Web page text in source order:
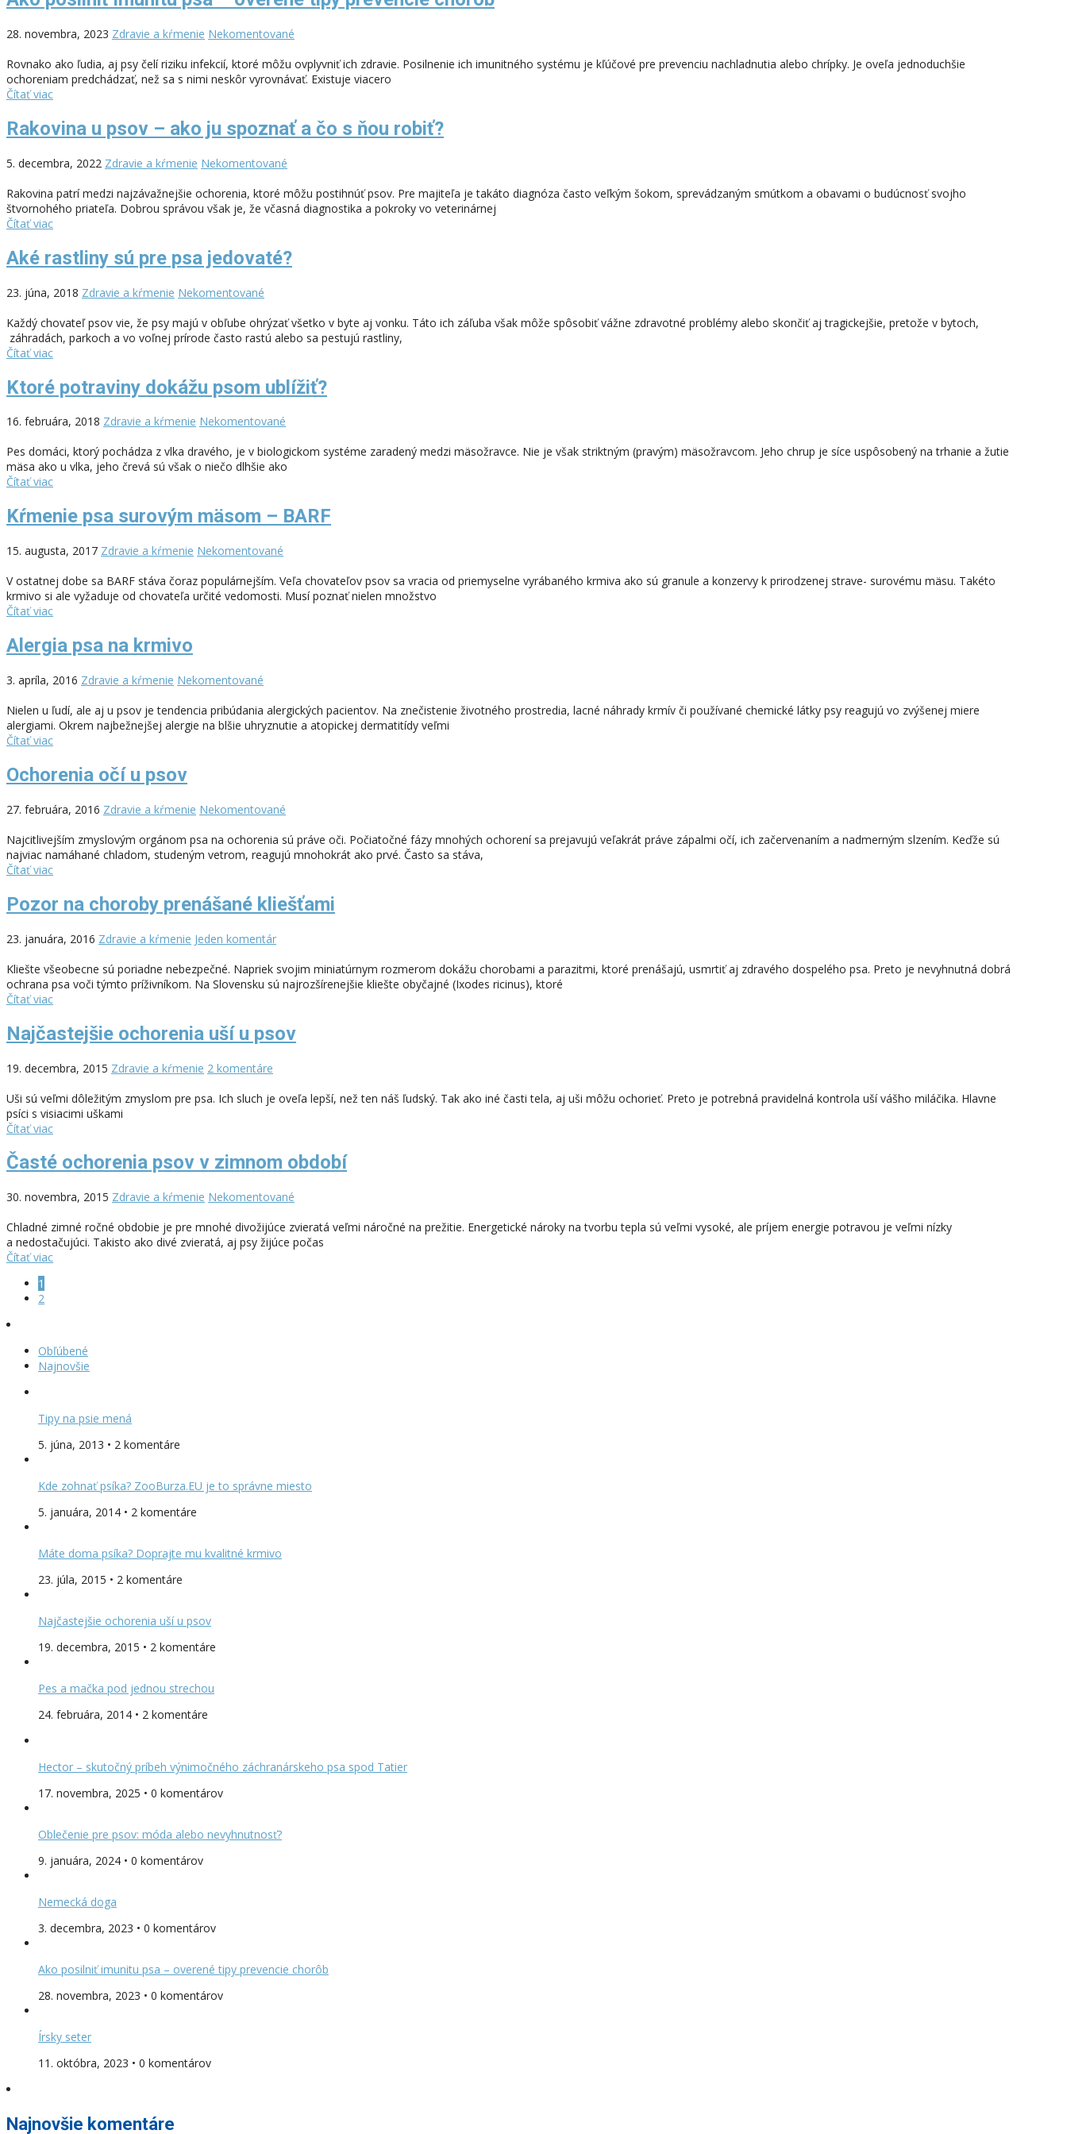
28. novembra, 2023 Zdravie a kŕmenie Nekomentované
Rovnako ako ľudia, aj psy čelí riziku infekcií, ktoré môžu ovplyvniť ich zdravie. Posilnenie ich imunitného systému je kľúčové pre prevenciu nachladnutia alebo chrípky. Je oveľa jednoduchšie
ochoreniam predchádzať, než sa s nimi neskôr vyrovnávať. Existuje viacero
Čítať viac
Rakovina u psov – ako ju spoznať a čo s ňou robiť?
5. decembra, 2022 Zdravie a kŕmenie Nekomentované
Rakovina patrí medzi najzávažnejšie ochorenia, ktoré môžu postihnúť psov. Pre majiteľa je takáto diagnóza často veľkým šokom, sprevádzaným smútkom a obavami o budúcnosť svojho
štvornohého priateľa. Dobrou správou však je, že včasná diagnostika a pokroky vo veterinárnej
Čítať viac
Aké rastliny sú pre psa jedovaté?
23. júna, 2018 Zdravie a kŕmenie Nekomentované
Každý chovateľ psov vie, že psy majú v obľube ohrýzať všetko v byte aj vonku. Táto ich záľuba však môže spôsobiť vážne zdravotné problémy alebo skončiť aj tragickejšie, pretože v bytoch,
záhradách, parkoch a vo voľnej prírode často rastú alebo sa pestujú rastliny,
Čítať viac
Ktoré potraviny dokážu psom ublížiť?
16. februára, 2018 Zdravie a kŕmenie Nekomentované
Pes domáci, ktorý pochádza z vlka dravého, je v biologickom systéme zaradený medzi mäsožravce. Nie je však striktným (pravým) mäsožravcom. Jeho chrup je síce uspôsobený na trhanie a žutie
mäsa ako u vlka, jeho črevá sú však o niečo dlhšie ako
Čítať viac
Kŕmenie psa surovým mäsom – BARF
15. augusta, 2017 Zdravie a kŕmenie Nekomentované
V ostatnej dobe sa BARF stáva čoraz populárnejším. Veľa chovateľov psov sa vracia od priemyselne vyrábaného krmiva ako sú granule a konzervy k prirodzenej strave- surovému mäsu. Takéto
krmivo si ale vyžaduje od chovateľa určité vedomosti. Musí poznať nielen množstvo
Čítať viac
Alergia psa na krmivo
3. apríla, 2016 Zdravie a kŕmenie Nekomentované
Nielen u ľudí, ale aj u psov je tendencia pribúdania alergických pacientov. Na znečistenie životného prostredia, lacné náhrady krmív či používané chemické látky psy reagujú vo zvýšenej miere
alergiami. Okrem najbežnejšej alergie na blšie uhryznutie a atopickej dermatitídy veľmi
Čítať viac
Ochorenia očí u psov
27. februára, 2016 Zdravie a kŕmenie Nekomentované
Najcitlivejším zmyslovým orgánom psa na ochorenia sú práve oči. Počiatočné fázy mnohých ochorení sa prejavujú veľakrát práve zápalmi očí, ich začervenaním a nadmerným slzením. Keďže sú
najviac namáhané chladom, studeným vetrom, reagujú mnohokrát ako prvé. Často sa stáva,
Čítať viac
Pozor na choroby prenášané kliešťami
23. januára, 2016 Zdravie a kŕmenie Jeden komentár
Kliešte všeobecne sú poriadne nebezpečné. Napriek svojim miniatúrnym rozmerom dokážu chorobami a parazitmi, ktoré prenášajú, usmrtiť aj zdravého dospelého psa. Preto je nevyhnutná dobrá
ochrana psa voči týmto príživníkom. Na Slovensku sú najrozšírenejšie kliešte obyčajné (Ixodes ricinus), ktoré
Čítať viac
Najčastejšie ochorenia uší u psov
19. decembra, 2015 Zdravie a kŕmenie 2 komentáre
Uši sú veľmi dôležitým zmyslom pre psa. Ich sluch je oveľa lepší, než ten náš ľudský. Tak ako iné časti tela, aj uši môžu ochorieť. Preto je potrebná pravidelná kontrola uší vášho miláčika. Hlavne
psíci s visiacimi uškami
Čítať viac
Časté ochorenia psov v zimnom období
30. novembra, 2015 Zdravie a kŕmenie Nekomentované
Chladné zimné ročné obdobie je pre mnohé divožijúce zvieratá veľmi náročné na prežitie. Energetické nároky na tvorbu tepla sú veľmi vysoké, ale príjem energie potravou je veľmi nízky
a nedostačujúci. Takisto ako divé zvieratá, aj psy žijúce počas
Čítať viac
1
2
Obľúbené
Najnovšie
Tipy na psie mená
5. júna, 2013 • 2 komentáre
Kde zohnať psíka? ZooBurza.EU je to správne miesto
5. januára, 2014 • 2 komentáre
Máte doma psíka? Doprajte mu kvalitné krmivo
23. júla, 2015 • 2 komentáre
Najčastejšie ochorenia uší u psov
19. decembra, 2015 • 2 komentáre
Pes a mačka pod jednou strechou
24. februára, 2014 • 2 komentáre
Hector – skutočný príbeh výnimočného záchranárskeho psa spod Tatier
17. novembra, 2025 • 0 komentárov
Oblečenie pre psov: móda alebo nevyhnutnosť?
9. januára, 2024 • 0 komentárov
Nemecká doga
3. decembra, 2023 • 0 komentárov
Ako posilniť imunitu psa – overené tipy prevencie chorôb
28. novembra, 2023 • 0 komentárov
Írsky seter
11. októbra, 2023 • 0 komentárov
Najnovšie komentáre